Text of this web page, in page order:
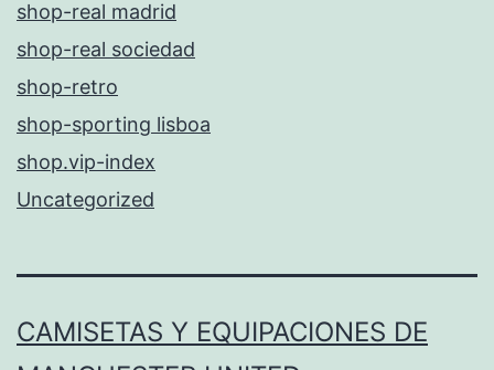
shop-real madrid
shop-real sociedad
shop-retro
shop-sporting lisboa
shop.vip-index
Uncategorized
CAMISETAS Y EQUIPACIONES DE